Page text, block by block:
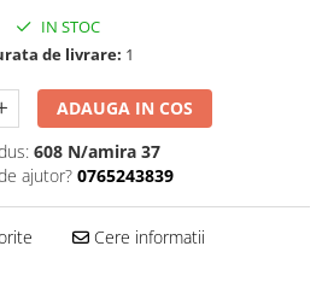
IN STOC
de livrare: 1
ADAUGA IN COS
608 N/amira 37
ajutor? 0765243839
Cere informatii